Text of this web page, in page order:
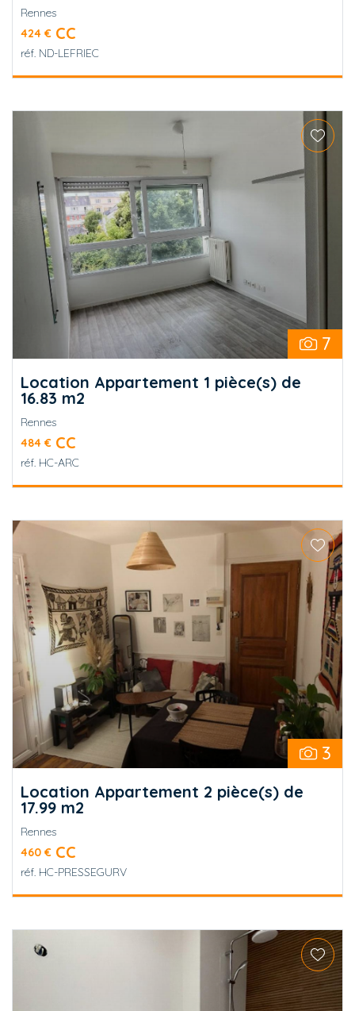
Rennes
424 € CC
réf. ND-LEFRIEC
7
Location Appartement 1 pièce(s) de
16.83 m2
Rennes
484 € CC
réf. HC-ARC
3
Location Appartement 2 pièce(s) de
17.99 m2
Rennes
460 € CC
réf. HC-PRESSEGURV